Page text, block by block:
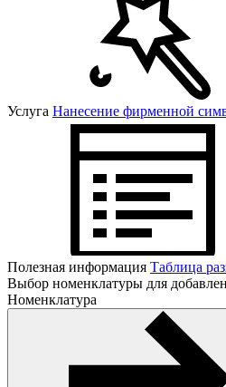
Услуга Нанесение фирменной
Полезная информация Таблица
Выбор номенклатуры для
Номенклатура